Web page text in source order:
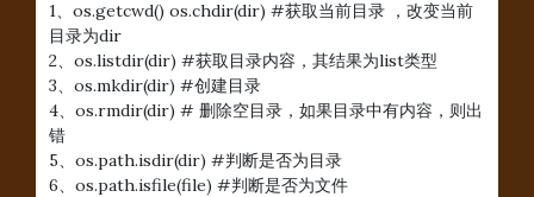
1、os.getcwd() os.chdir(dir) #获取当前目录 ，改变当前
目录为dir
2、os.listdir(dir) #获取目录内容，其结果为list类型
3、os.mkdir(dir) #创建目录
4、os.rmdir(dir) # 删除空目录，如果目录中有内容，则出
错
5、os.path.isdir(dir) #判断是否为目录
6、os.path.isfile(file) #判断是否为文件